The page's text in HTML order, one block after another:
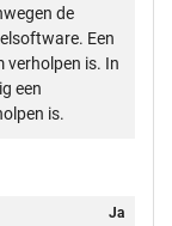
de
Een
verholpen is. In
een
is.
Ja